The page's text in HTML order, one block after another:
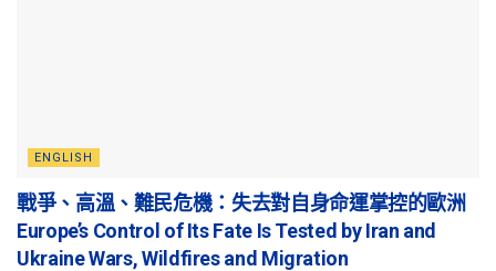
ENGLISH
戰爭、高溫、難民危機：失去對自身命運掌控的歐洲
Europe’s Control of Its Fate Is Tested by Iran and
Ukraine Wars, Wildfires and Migration